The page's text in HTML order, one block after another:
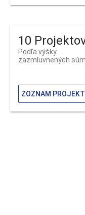
10
Podľa výšky
zazmluvnených súm
ZOZNAM